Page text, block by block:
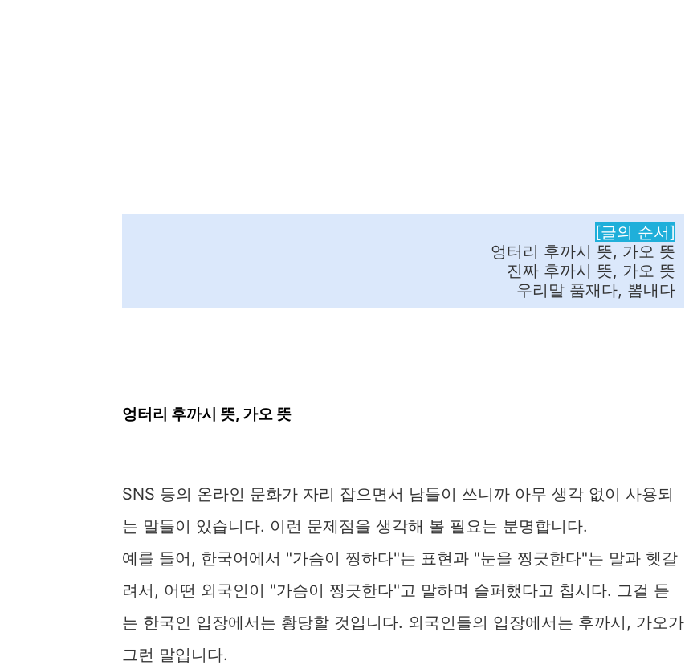
[글의 순서]
엉터리 후까시 뜻, 가오 뜻
진짜 후까시 뜻, 가오 뜻
우리말 품재다, 뽐내다
엉터리 후까시 뜻, 가오 뜻
SNS 등의 온라인 문화가 자리 잡으면서 남들이 쓰니까 아무 생각 없이 사용되
는 말들이 있습니다. 이런 문제점을 생각해 볼 필요는 분명합니다.
예를 들어, 한국어에서 "가슴이 찡하다"는 표현과 "눈을 찡긋한다"는 말과 헷갈
려서, 어떤 외국인이 "가슴이 찡긋한다"고 말하며 슬퍼했다고 칩시다. 그걸 듣
는 한국인 입장에서는 황당할 것입니다. 외국인들의 입장에서는 후까시, 가오가
그런 말입니다.